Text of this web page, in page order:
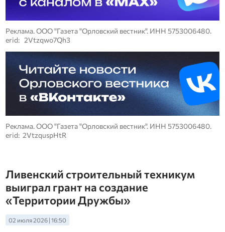
Реклама. ООО "Газета "Орловский вестник". ИНН 5753006480.
erid: 2Vtzqwo7Qh3
Реклама. ООО "Газета "Орловский вестник". ИНН 5753006480.
erid: 2VtzquspHtR
Ливенский строительный техникум
выиграл грант на создание
«Территории Дружбы»
02 июля 2026 | 16:50